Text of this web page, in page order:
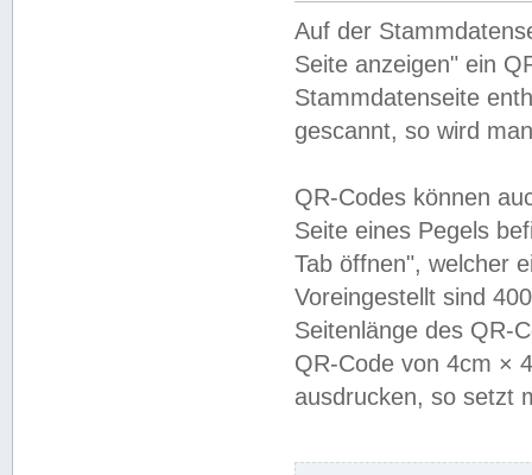
Auf der
Seite anzeigen" ein
Stammdatenseite
gescannt, so wird
QR-Codes können
Seite eines Pegels
Tab öffnen", welcher
Voreingestellt sind
Seitenlänge des QR-
QR-Code von 4cm ×
ausdrucken, so setzt